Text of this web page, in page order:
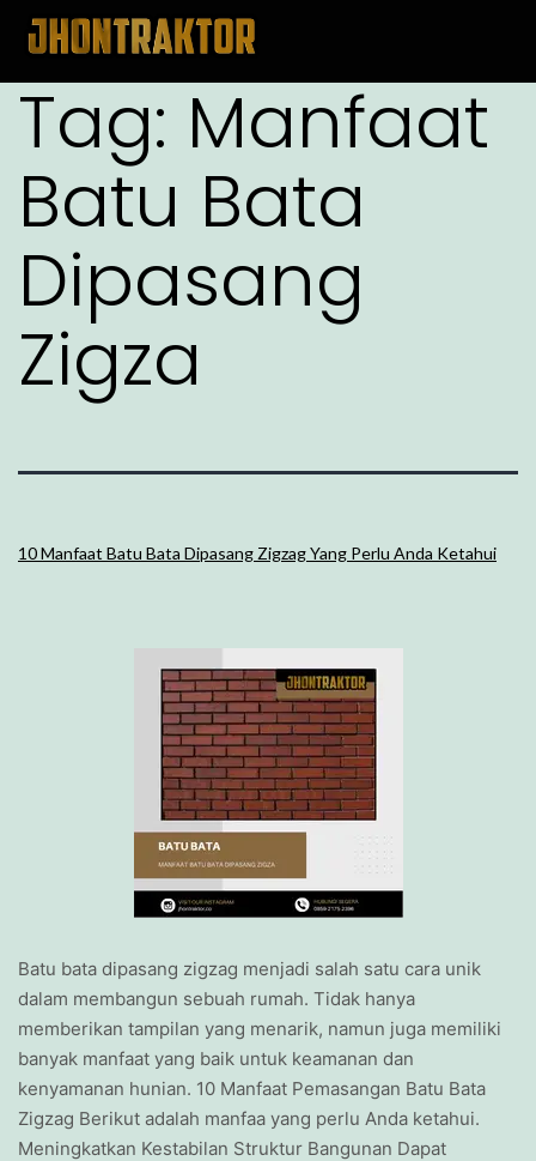
Tag: Manfaat
Batu Bata
Dipasang
Zigza
10 Manfaat Batu Bata Dipasang Zigzag Yang Perlu Anda Ketahui
Batu bata dipasang zigzag menjadi salah satu cara unik
dalam membangun sebuah rumah. Tidak hanya
memberikan tampilan yang menarik, namun juga memiliki
banyak manfaat yang baik untuk keamanan dan
kenyamanan hunian. 10 Manfaat Pemasangan Batu Bata
Zigzag Berikut adalah manfaa yang perlu Anda ketahui.
Meningkatkan Kestabilan Struktur Bangunan Dapat